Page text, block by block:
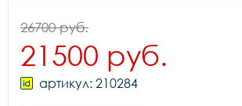
26700 руб.
21500 руб.
артикул: 210284